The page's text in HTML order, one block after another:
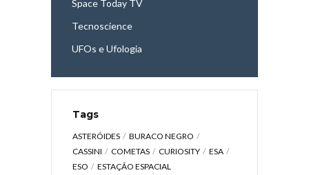
Space Today TV
Tecnoscience
UFOs e Ufologia
Tags
ASTERÓIDES
BURACO NEGRO
CASSINI
COMETAS CURIOSITY
ESA
ESO
ESTAÇÃO ESPACIAL